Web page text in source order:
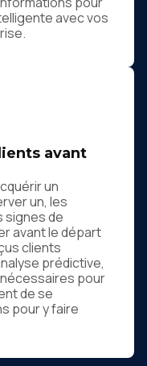
avec vos
avant
un
un, les
signes de
avant le départ
clients
prédictive,
pour
de se
pour y faire